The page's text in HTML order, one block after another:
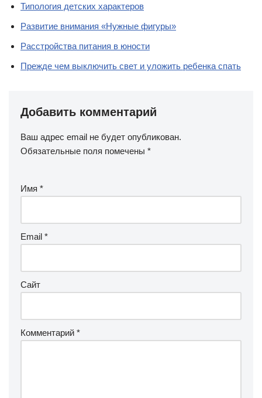
Типология детских характеров
Развитие внимания «Нужные фигуры»
Расстройства питания в юности
Прежде чем выключить свет и уложить ребенка спать
Добавить комментарий
Ваш адрес email не будет опубликован.
Обязательные поля помечены *
Имя *
Email *
Сайт
Комментарий *